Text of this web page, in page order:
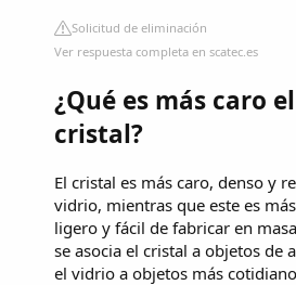
Solicitud de eliminación
Ver respuesta completa en scatec.es
¿Qué es más caro
cristal?
El cristal es más caro, denso y
vidrio, mientras que este es
ligero y fácil de fabricar en
se asocia el cristal a objetos de
el vidrio a objetos más